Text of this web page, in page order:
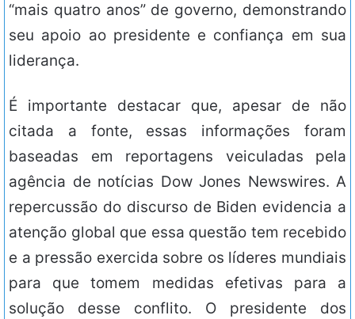
“mais quatro anos” de governo, demonstrando
seu apoio ao presidente e confiança em sua
liderança.
É importante destacar que, apesar de não
citada a fonte, essas informações foram
baseadas em reportagens veiculadas pela
agência de notícias Dow Jones Newswires. A
repercussão do discurso de Biden evidencia a
atenção global que essa questão tem recebido
e a pressão exercida sobre os líderes mundiais
para que tomem medidas efetivas para a
solução desse conflito. O presidente dos